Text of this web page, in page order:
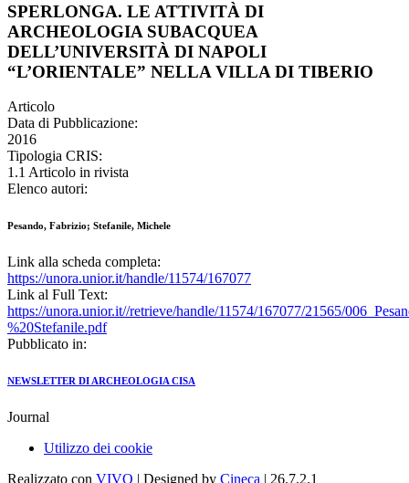
SPERLONGA. LE ATTIVITÀ DI
ARCHEOLOGIA SUBACQUEA
DELL’UNIVERSITÀ DI NAPOLI
“L’ORIENTALE” NELLA VILLA DI TIBERIO
Articolo
Data di Pubblicazione:
2016
Tipologia CRIS:
1.1 Articolo in rivista
Elenco autori:
Pesando, Fabrizio; Stefanile, Michele
Link alla scheda completa:
https://unora.unior.it/handle/11574/167077
Link al Full Text:
https://unora.unior.it//retrieve/handle/11574/167077/21565/
%20Stefanile.pdf
Pubblicato in:
NEWSLETTER DI ARCHEOLOGIA CISA
Journal
Utilizzo dei cookie
Realizzato con VIVO | Designed by Cineca | 26.7.2.1